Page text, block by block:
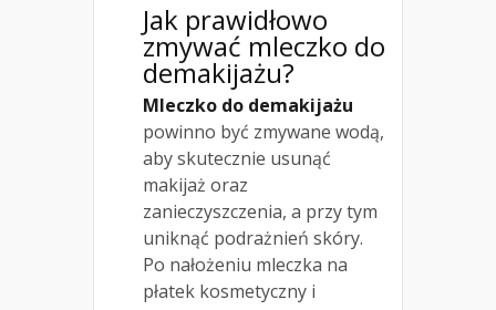
Jak prawidłowo
zmywać mleczko do
demakijażu?
Mleczko do demakijażu
powinno być zmywane wodą,
aby skutecznie usunąć
makijaż oraz
zanieczyszczenia, a przy tym
uniknąć podrażnień skóry.
Po nałożeniu mleczka na
płatek kosmetyczny i